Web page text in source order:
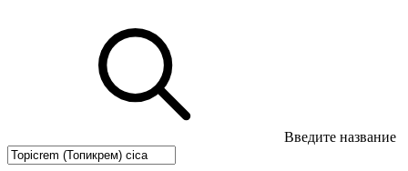
Введите название